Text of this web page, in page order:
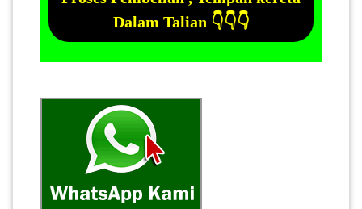
Dalam Talian 👇👇👇